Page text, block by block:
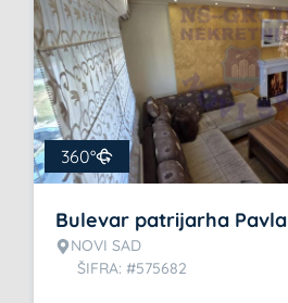
360°
Bulevar patrijarha Pavla
NOVI SAD
ŠIFRA: #575682